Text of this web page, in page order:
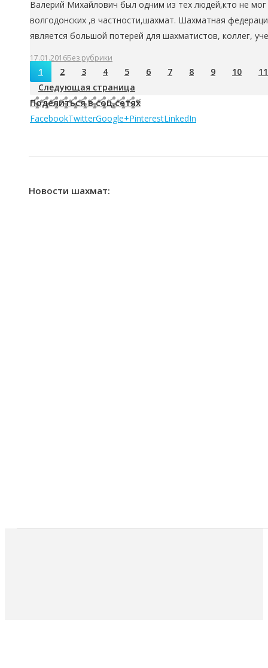
Валерий Михайлович был одним из тех людей,кто не
волгодонских ,в частности,шахмат. Шахматная
является большой потерей для шахматистов, коллег,
17.01.2016Без рубрики
1 2 3 4 5 6 7 8 9 10
11
Следующая страница
Поделиться в соц.сетях
FacebookTwitterGoogle+PinterestLinkedIn
Новости шахмат: